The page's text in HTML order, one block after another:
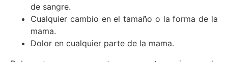
de sangre.
Cualquier cambio en el tamaño o la forma de la
mama.
Dolor en cualquier parte de la mama.